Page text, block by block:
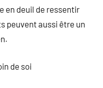
en deuil de ressentir
peuvent aussi être un
de soi